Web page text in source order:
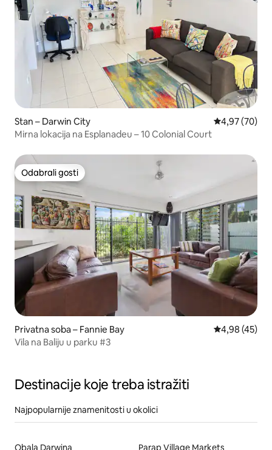
Stan – Darwin City Prosječna
4,97 (70)
Mirna lokacija na Esplanadeu – 10 Colonial Court
Odabrali gosti
Odabrali gosti
Privatna soba – Fannie Bay Prosječna
4,98 (45)
Vila na Baliju u parku #3
Destinacije koje treba istražiti
Najpopularnije znamenitosti u okolici
Obala Darwina Parap Village Markets